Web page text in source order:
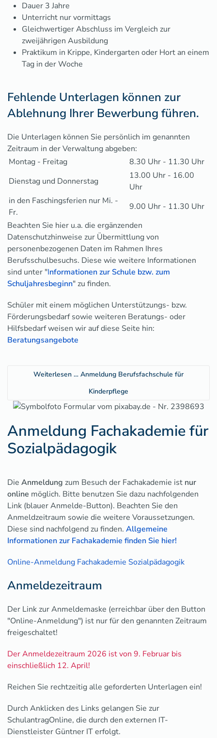
Dauer 3 Jahre
Unterricht nur vormittags
Gleichwertiger Abschluss im Vergleich zur
zweijährigen Ausbildung
Praktikum in Krippe, Kindergarten oder Hort an einem
Tag in der Woche
Fehlende Unterlagen können zur
Ablehnung Ihrer Bewerbung führen.
Die Unterlagen können Sie persönlich im genannten
Zeitraum in der Verwaltung abgeben:
Montag - Freitag
8.30 Uhr - 11.30 Uhr
Dienstag und Donnerstag
13.00 Uhr - 16.00
Uhr
in den Faschingsferien nur Mi. -
Fr.
9.00 Uhr - 11.30 Uhr
Beachten Sie hier u.a. die ergänzenden
Datenschutzhinweise zur Übermittlung von
personenbezogenen Daten im Rahmen Ihres
Berufsschulbesuchs. Diese wie weitere Informationen
sind unter "Informationen zur Schule bzw. zum
Schuljahresbeginn" zu finden.
Schüler mit einem möglichen Unterstützungs- bzw.
Förderungsbedarf sowie weiteren Beratungs- oder
Hilfsbedarf weisen wir auf diese Seite hin:
Beratungsangebote
Weiterlesen … Anmeldung Berufsfachschule für
Kinderpflege
Anmeldung Fachakademie für
Sozialpädagogik
Die Anmeldung zum Besuch der Fachakademie ist nur
online möglich. Bitte benutzen Sie dazu nachfolgenden
Link (blauer Anmelde-Button). Beachten Sie den
Anmeldzeitraum sowie die weitere Voraussetzungen.
Diese sind nachfolgend zu finden. Allgemeine
Informationen zur Fachakademie finden Sie hier!
Online-Anmeldung Fachakademie Sozialpädagogik
Anmeldezeitraum
Der Link zur Anmeldemaske (erreichbar über den Button
"Online-Anmeldung") ist nur für den genannten Zeitraum
freigeschaltet!
Der Anmeldezeitraum 2026 ist von 9. Februar bis
einschließlich 12. April!
Reichen Sie rechtzeitig alle geforderten Unterlagen ein!
Durch Anklicken des Links gelangen Sie zur
SchulantragOnline, die durch den externen IT-
Dienstleister Güntner IT erfolgt.